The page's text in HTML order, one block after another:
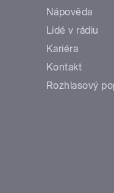
Nápověda
Lidé v rádiu
Kariéra
Kontakt
Rozhlasový